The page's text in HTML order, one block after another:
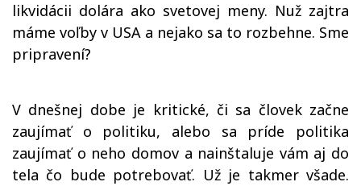
likvidácii dolára ako svetovej meny. Nuž zajtra
máme voľby v USA a nejako sa to rozbehne. Sme
pripravení?
V dnešnej dobe je kritické, či sa človek začne
zaujímať o politiku, alebo sa príde politika
zaujímať o neho domov a nainštaluje vám aj do
tela čo bude potrebovať. Už je takmer všade.